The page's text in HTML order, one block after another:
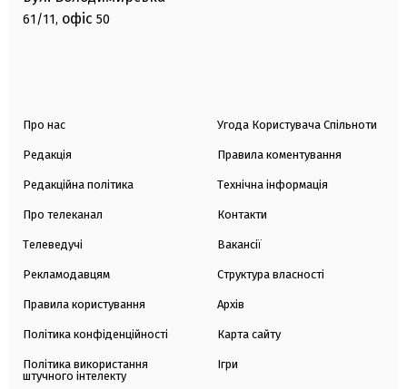
61/11, офіс 50
Про нас
Редакція
Редакційна політика
Про телеканал
Телеведучі
Рекламодавцям
Правила користування
Політика конфіденційності
Політика використання
штучного інтелекту
Угода Користувача Спільноти
Правила коментування
Технічна інформація
Контакти
Вакансії
Структура власності
Архів
Карта сайту
Ігри